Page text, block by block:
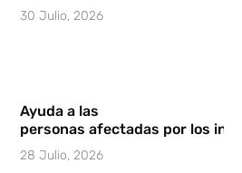
30 Julio, 2026
Ayuda a las
personas afectadas por los
28 Julio, 2026